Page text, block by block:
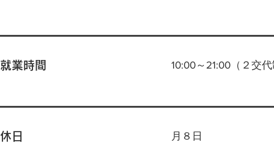
就業時間 10:00～21:00（２交
休日 月８日